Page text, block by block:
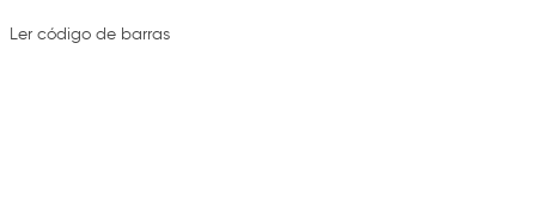
Ler código de barras